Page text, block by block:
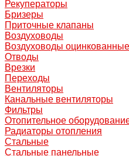
Рекуператоры
Бризеры
Приточные клапаны
Воздуховоды
Воздуховоды оцинкованные
Отводы
Врезки
Переходы
Вентиляторы
Канальные вентиляторы
Фильтры
Отопительное
Радиаторы отопления
Стальные
Стальные панельные